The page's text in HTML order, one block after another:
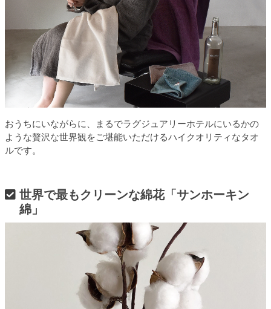
おうちにいながらに、まるでラグジュアリーホテルにいるかの
ような贅沢な世界観をご堪能いただけるハイクオリティなタオ
ルです。
世界で最もクリーンな綿花「サンホーキン
綿」